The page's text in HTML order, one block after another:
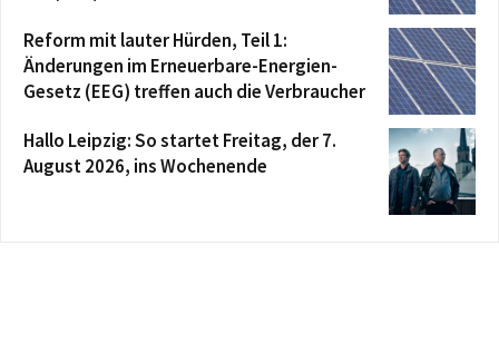
Reform mit lauter Hürden, Teil 1:
Änderungen im Erneuerbare-Energien-
Gesetz (EEG) treffen auch die Verbraucher
Hallo Leipzig: So startet Freitag, der 7.
August 2026, ins Wochenende